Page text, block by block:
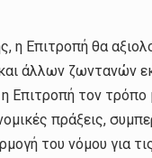
η Επιτροπή θα
άλλων ζωντανών
Επιτροπή τον
πράξεις,
του νόμου για